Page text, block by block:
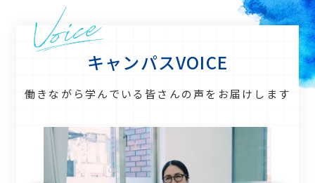
キャンパスVOICE
働きながら学んでいる皆さんの声をお届けします